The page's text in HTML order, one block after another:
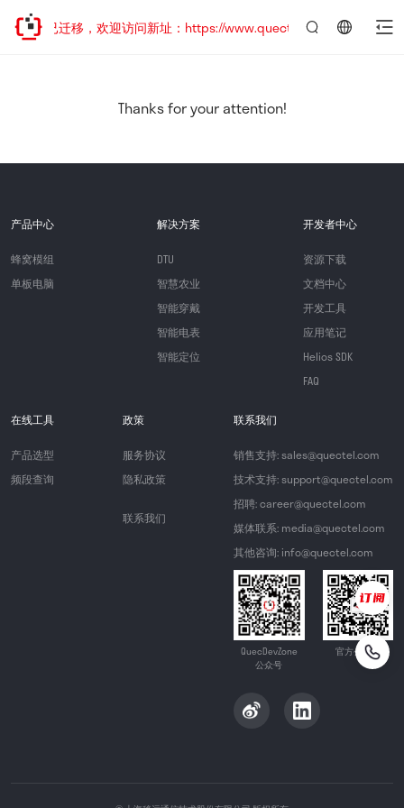
站地址已迁移，欢迎访问新址：https://www.quectel.com.cn
Thanks for your attention!
产品中心
蜂窝模组
单板电脑
解决方案
DTU
智慧农业
智能穿戴
智能电表
智能定位
开发者中心
资源下载
文档中心
开发工具
应用笔记
Helios SDK
FAQ
在线工具
产品选型
频段查询
政策
服务协议
隐私政策
联系我们
联系我们
销售支持: sales@quectel.com
技术支持: support@quectel.com
招聘: career@quectel.com
媒体联系: media@quectel.com
其他咨询: info@quectel.com
QuecDevZone
公众号
官方公众号